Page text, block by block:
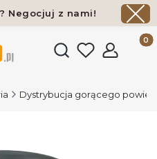
Negocjuj z nami!
już od 700 zł
Otwórz
Dystrybucja gorącego